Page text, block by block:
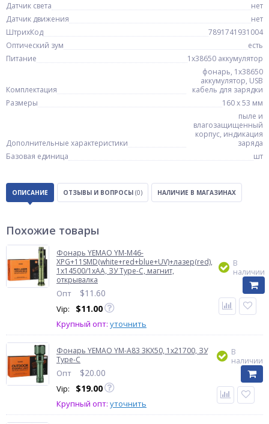
Датчик света
нет
Датчик движения
нет
ШтрихКод
7891741931004
Оптический зум
есть
Питание
1x38650 аккумулятор
Комплектация
фонарь, 1x38650
аккумулятор, USB
кабель для зарядки
Размеры
160 х 53 мм
Дополнительные характеристики
пыле и
влагозащищенный
корпус, индикация
заряда
Базовая единица
шт
ОПИСАНИЕ ОТЗЫВЫ И ВОПРОСЫ (0) НАЛИЧИЕ В МАГАЗИНАХ
Похожие товары
Фонарь YEMAO YM-M46-
XPG+11SMD(white+red+blue+UV)+лазер(red),
1x14500/1xAA, ЗУ Type-C, магнит,
открывалка
Опт $11.60
Vip: $11.00
Крупный опт: уточнить
В
наличии
Фонарь YEMAO YM-A83 3KX50, 1x21700, ЗУ
Type-C
Опт $20.00
Vip: $19.00
Крупный опт: уточнить
В
наличии